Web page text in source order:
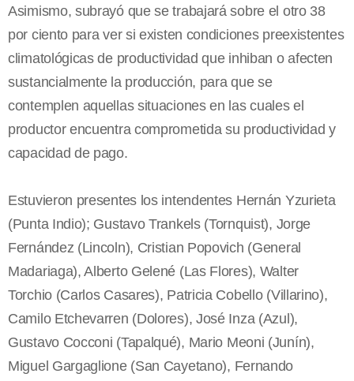
Asimismo, subrayó que se trabajará sobre el otro 38
por ciento para ver si existen condiciones preexistentes
climatológicas de productividad que inhiban o afecten
sustancialmente la producción, para que se
contemplen aquellas situaciones en las cuales el
productor encuentra comprometida su productividad y
capacidad de pago.
Estuvieron presentes los intendentes Hernán Yzurieta
(Punta Indio); Gustavo Trankels (Tornquist), Jorge
Fernández (Lincoln), Cristian Popovich (General
Madariaga), Alberto Gelené (Las Flores), Walter
Torchio (Carlos Casares), Patricia Cobello (Villarino),
Camilo Etchevarren (Dolores), José Inza (Azul),
Gustavo Cocconi (Tapalqué), Mario Meoni (Junín),
Miguel Gargaglione (San Cayetano), Fernando